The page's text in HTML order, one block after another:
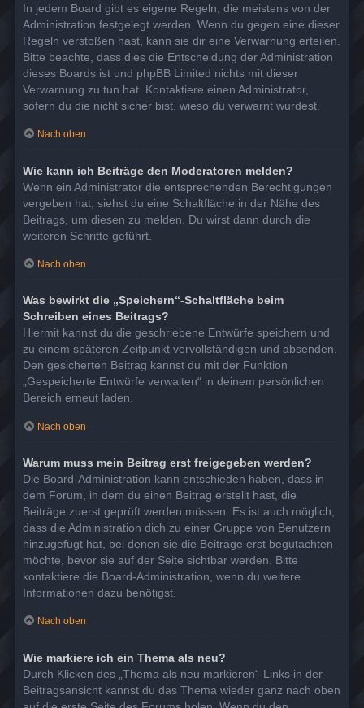
In jedem Board gibt es eigene Regeln, die meistens von der
Administration festgelegt werden. Wenn du gegen eine dieser
Regeln verstoßen hast, kann sie dir eine Verwarnung erteilen.
Bitte beachte, dass dies die Entscheidung der Administration
dieses Boards ist und phpBB Limited nichts mit dieser
Verwarnung zu tun hat. Kontaktiere einen Administrator,
sofern du die nicht sicher bist, wieso du verwarnt wurdest.
Nach oben
Wie kann ich Beiträge den Moderatoren melden?
Wenn ein Administrator die entsprechenden Berechtigungen
vergeben hat, siehst du eine Schaltfläche in der Nähe des
Beitrags, um diesen zu melden. Du wirst dann durch die
weiteren Schritte geführt.
Nach oben
Was bewirkt die „Speichern“-Schaltfläche beim
Schreiben eines Beitrags?
Hiermit kannst du die geschriebene Entwürfe speichern und
zu einem späteren Zeitpunkt vervollständigen und absenden.
Den gesicherten Beitrag kannst du mit der Funktion
„Gespeicherte Entwürfe verwalten“ in deinem persönlichen
Bereich erneut laden.
Nach oben
Warum muss mein Beitrag erst freigegeben werden?
Die Board-Administration kann entschieden haben, dass in
dem Forum, in dem du einen Beitrag erstellt hast, die
Beiträge zuerst geprüft werden müssen. Es ist auch möglich,
dass die Administration dich zu einer Gruppe von Benutzern
hinzugefügt hat, bei denen sie die Beiträge erst begutachten
möchte, bevor sie auf der Seite sichtbar werden. Bitte
kontaktiere die Board-Administration, wenn du weitere
Informationen dazu benötigst.
Nach oben
Wie markiere ich ein Thema als neu?
Durch Klicken des „Thema als neu markieren“-Links in der
Beitragsansicht kannst du das Thema wieder ganz nach oben